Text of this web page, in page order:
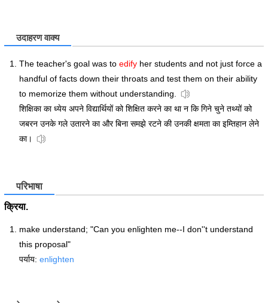
उदाहरण वाक्य
The teacher's goal was to edify her students and not just force a
handful of facts down their throats and test them on their ability
to memorize them without understanding.
शिक्षिका का ध्येय अपने विद्यार्थियों को शिक्षित करने का था न कि गिने चुने तथ्यों को
जबरन उनके गले उतारने का और बिना समझे रटने की उनकी क्षमता का इम्तिहान लेने
का।
परिभाषा
क्रिया.
make understand; "Can you enlighten me--I don''t understand
this proposal"
पर्याय: enlighten